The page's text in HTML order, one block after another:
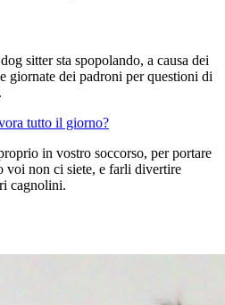
sitter sta spopolando, a causa dei
giornate dei padroni per questioni di
tutto il giorno?
in vostro soccorso, per portare
voi non ci siete, e farli divertire
cagnolini.